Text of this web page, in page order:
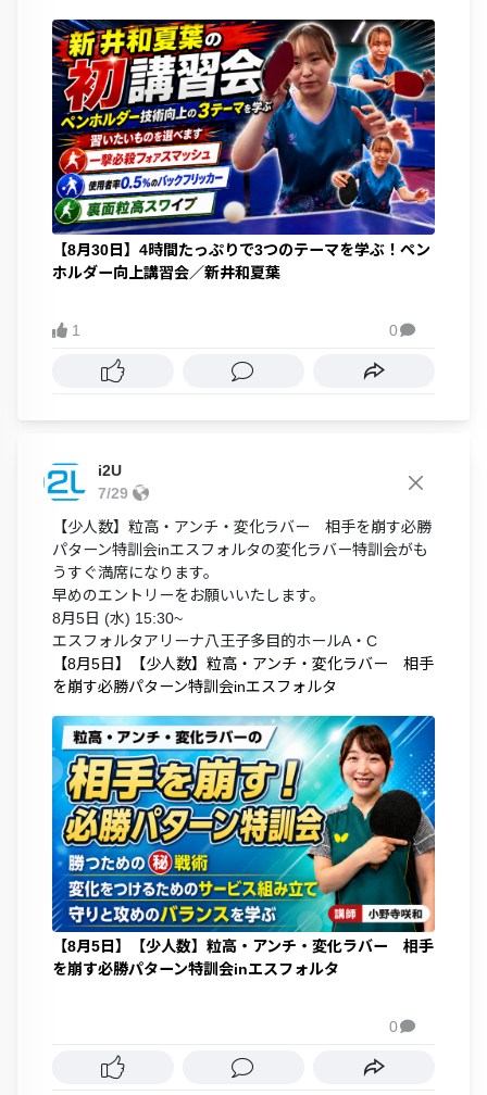
【8月30日】4時間たっぷりで3つのテーマを学ぶ！ペン
ホルダー向上講習会／新井和夏葉
1 0
i2U
7/29
【少人数】粒高・アンチ・変化ラバー 相手を崩す必勝
パターン特訓会inエスフォルタの変化ラバー特訓会がも
うすぐ満席になります。
早めのエントリーをお願いいたします。
8月5日 (水) 15:30~
エスフォルタアリーナ八王子多目的ホールA・C
【8月5日】【少人数】粒高・アンチ・変化ラバー 相手
を崩す必勝パターン特訓会inエスフォルタ
【8月5日】【少人数】粒高・アンチ・変化ラバー 相手
を崩す必勝パターン特訓会inエスフォルタ
0